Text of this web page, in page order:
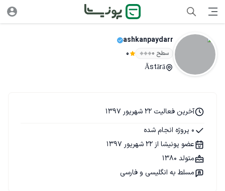
ashkanpaydarr
سطح ۰ 0
Āstārā
آخرین فعالیت 22 شهریور 1397
0 پروژه انجام شده
عضو پونیشا از 22 شهریور 1397
متولد 1380
مسلط به انگلیسی و فارسی